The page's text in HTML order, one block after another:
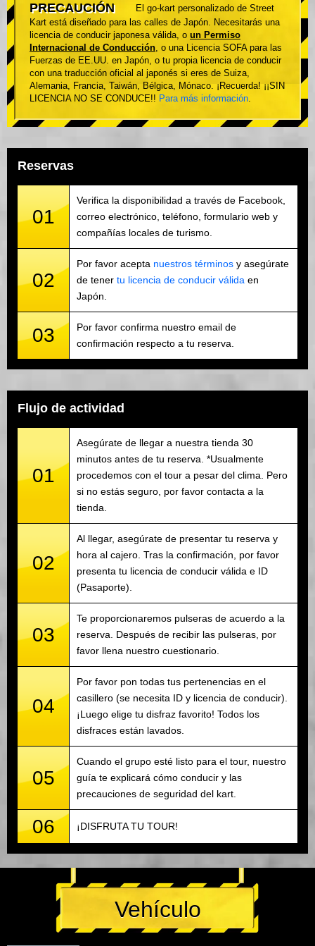
PRECAUCIÓN
El go-kart personalizado de Street
Kart está diseñado para las calles de Japón. Necesitarás una
licencia de conducir japonesa válida, o un Permiso
Internacional de Conducción, o una Licencia SOFA para las
Fuerzas de EE.UU. en Japón, o tu propia licencia de conducir
con una traducción oficial al japonés si eres de Suiza,
Alemania, Francia, Taiwán, Bélgica, Mónaco. ¡Recuerda! ¡¡SIN
LICENCIA NO SE CONDUCE!! Para más información.
Reservas
01
Verifica la disponibilidad a través de Facebook,
correo electrónico, teléfono, formulario web y
compañías locales de turismo.
02
Por favor acepta nuestros términos y asegúrate
de tener tu licencia de conducir válida en
Japón.
03
Por favor confirma nuestro email de
confirmación respecto a tu reserva.
Flujo de actividad
01
Asegúrate de llegar a nuestra tienda 30
minutos antes de tu reserva. *Usualmente
procedemos con el tour a pesar del clima. Pero
si no estás seguro, por favor contacta a la
tienda.
02
Al llegar, asegúrate de presentar tu reserva y
hora al cajero. Tras la confirmación, por favor
presenta tu licencia de conducir válida e ID
(Pasaporte).
03
Te proporcionaremos pulseras de acuerdo a la
reserva. Después de recibir las pulseras, por
favor llena nuestro cuestionario.
04
Por favor pon todas tus pertenencias en el
casillero (se necesita ID y licencia de conducir).
¡Luego elige tu disfraz favorito! Todos los
disfraces están lavados.
05
Cuando el grupo esté listo para el tour, nuestro
guía te explicará cómo conducir y las
precauciones de seguridad del kart.
06 ¡DISFRUTA TU TOUR!
Vehículo